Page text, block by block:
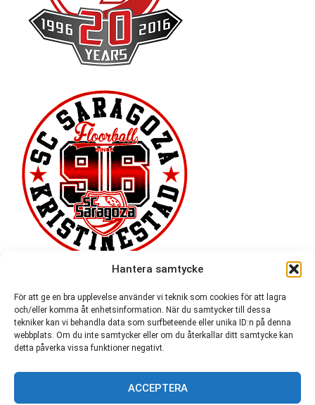
Hantera samtycke
För att ge en bra upplevelse använder vi teknik som cookies för att lagra
och/eller komma åt enhetsinformation. När du samtycker till dessa
tekniker kan vi behandla data som surfbeteende eller unika ID:n på denna
webbplats. Om du inte samtycker eller om du återkallar ditt samtycke kan
detta påverka vissa funktioner negativt.
ACCEPTERA